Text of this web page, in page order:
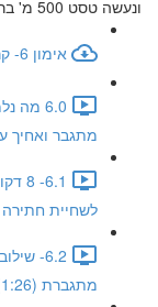
ונעשה טסט 500 מ' ברצף
אימון 6- קריאת האימון פעמיים וללכת לבריכה עם חיוך ענק
מתגבר ואחיך עושים
לשחיית חתירה
6.2-
מתגברת (1:26)